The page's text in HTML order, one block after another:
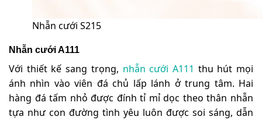
Nhẫn cưới S215
Nhẫn cưới A111
Với thiết kế sang trọng, nhẫn cưới A111 thu hút mọi
ánh nhìn vào viên đá chủ lấp lánh ở trung tâm. Hai
hàng đá tấm nhỏ được đính tỉ mỉ dọc theo thân nhẫn
tựa như con đường tình yêu luôn được soi sáng, dẫn